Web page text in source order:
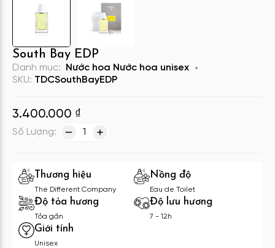
South Bay EDP
Danh mục: Nước hoa Nước hoa unisex
SKU: TDCSouthBayEDP
3.400.000 ₫
Số Lượng: 1
Thương hiệu
The Different Company
Nồng độ
Eau de Toilet
Độ tỏa hương
Tỏa gần
Độ lưu hương
7 - 12h
Giới tính
Unisex